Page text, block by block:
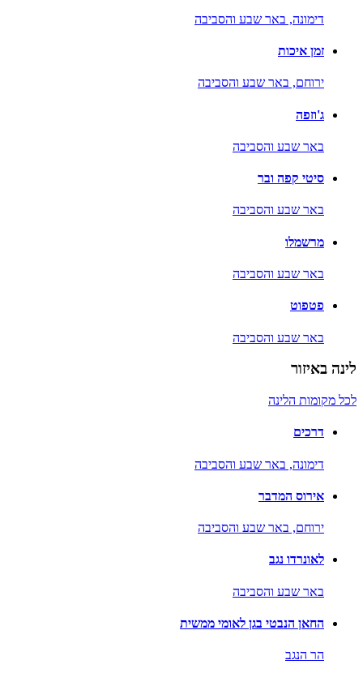
דימונה, באר שבע והסביבה
זמן איכות
ירוחם, באר שבע והסביבה
ג'וזפה
באר שבע והסביבה
סיטי קפה ובר
באר שבע והסביבה
מרשמלו
באר שבע והסביבה
פטפוט
באר שבע והסביבה
לינה באיזור
לכל מקומות הלינה
דרכים
דימונה, באר שבע והסביבה
אירוס המדבר
ירוחם, באר שבע והסביבה
לאונרדו נגב
באר שבע והסביבה
החאן הנבטי בגן לאומי ממשית
הר הנגב